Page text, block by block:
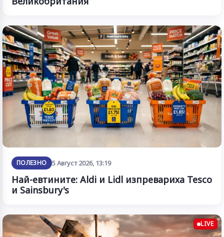
ПОЛЕЗНО 5 Август 2026, 13:19
Най-евтините: Aldi и Lidl изпревариха Tesco
и Sainsbury's
LIVE